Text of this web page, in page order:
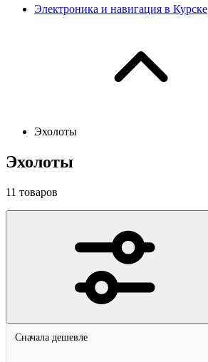
Электроника и навигация в Курске
Эхолоты
Эхолоты
11 товаров
Сначала дешевле